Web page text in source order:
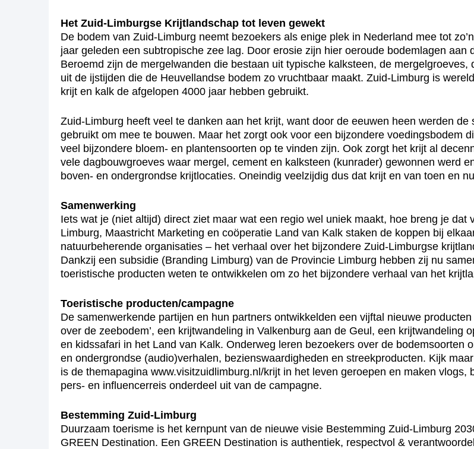
Het Zuid-Limburgse Krijtlandschap tot leven gewekt
De bodem van Zuid-Limburg neemt bezoekers als enige plek in Nederland mee tot
jaar geleden een subtropische zee lag. Door erosie zijn hier oeroude bodemlagen
Beroemd zijn de mergelwanden die bestaan uit typische kalksteen, de
uit de ijstijden die de Heuvellandse bodem zo vruchtbaar maakt. Zuid-Limburg is
krijt en kalk de afgelopen 4000 jaar hebben gebruikt.
Zuid-Limburg heeft veel te danken aan het krijt, want door de eeuwen heen werden
gebruikt om mee te bouwen. Maar het zorgt ook voor een bijzondere voedingsbodem
veel bijzondere bloem- en plantensoorten op te vinden zijn. Ook zorgt het krijt al
vele dagbouwgroeves waar mergel, cement en kalksteen (kunrader) gewonnen werd
boven- en ondergrondse krijtlocaties. Oneindig veelzijdig dus dat krijt en van toen en
Samenwerking
Iets wat je (niet altijd) direct ziet maar wat een regio wel uniek maakt, hoe breng je
Limburg, Maastricht Marketing en coöperatie Land van Kalk staken de koppen bij
natuurbeherende organisaties – het verhaal over het bijzondere Zuid-Limburgse
Dankzij een subsidie (Branding Limburg) van de Provincie Limburg hebben zij nu
toeristische producten weten te ontwikkelen om zo het bijzondere verhaal van het
Toeristische producten/campagne
De samenwerkende partijen en hun partners ontwikkelden een vijftal nieuwe
over de zeebodem’, een krijtwandeling in Valkenburg aan de Geul, een krijtwandeling
en kidssafari in het Land van Kalk. Onderweg leren bezoekers over de bodemsoorten
en ondergrondse (audio)verhalen, bezienswaardigheden en streekproducten. Kijk
is de themapagina www.visitzuidlimburg.nl/krijt in het leven geroepen en maken
pers- en influencerreis onderdeel uit van de campagne.
Bestemming Zuid-Limburg
Duurzaam toerisme is het kernpunt van de nieuwe visie Bestemming Zuid-Limburg
GREEN Destination. Een GREEN Destination is authentiek, respectvol &